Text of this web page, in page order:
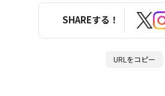
セガ フェイブ ス
ビックカメラ
SHAREする！
URLをコピー